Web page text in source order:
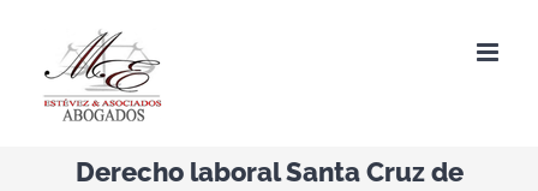
contenido
Derecho laboral Santa Cruz de